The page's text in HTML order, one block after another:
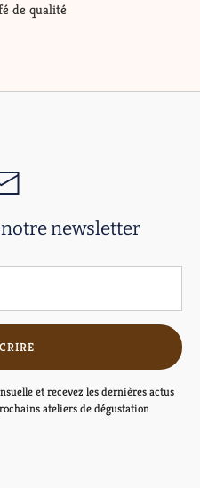
de qualité
newsletter
et recevez les dernières actus
ateliers de dégustation